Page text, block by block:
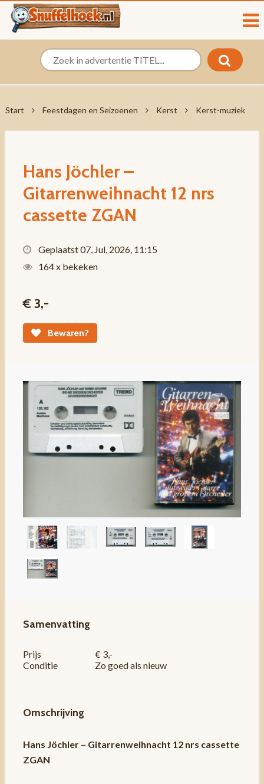
Start Feestdagen en Seizoenen Kerst Kerst-muziek
Hans Jöchler –
Gitarrenweihnacht 12 nrs
cassette ZGAN
Geplaatst 07, Jul, 2026, 11:15
164 x bekeken
€ 3,-
Bewaren?
Samenvatting
Prijs
€ 3,-
Conditie
Zo goed als nieuw
Omschrijving
Hans Jöchler – Gitarrenweihnacht 12 nrs cassette
ZGAN